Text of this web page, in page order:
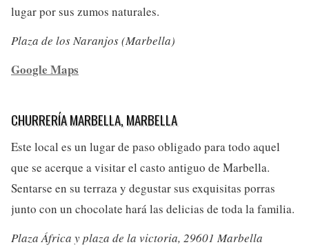
lugar por sus zumos naturales.
Plaza de los Naranjos (Marbella)
Google Maps
CHURRERÍA MARBELLA, MARBELLA
Este local es un lugar de paso obligado para todo aquel
que se acerque a visitar el casto antiguo de Marbella.
Sentarse en su terraza y degustar sus exquisitas porras
junto con un chocolate hará las delicias de toda la familia.
Plaza África y plaza de la victoria, 29601 Marbella